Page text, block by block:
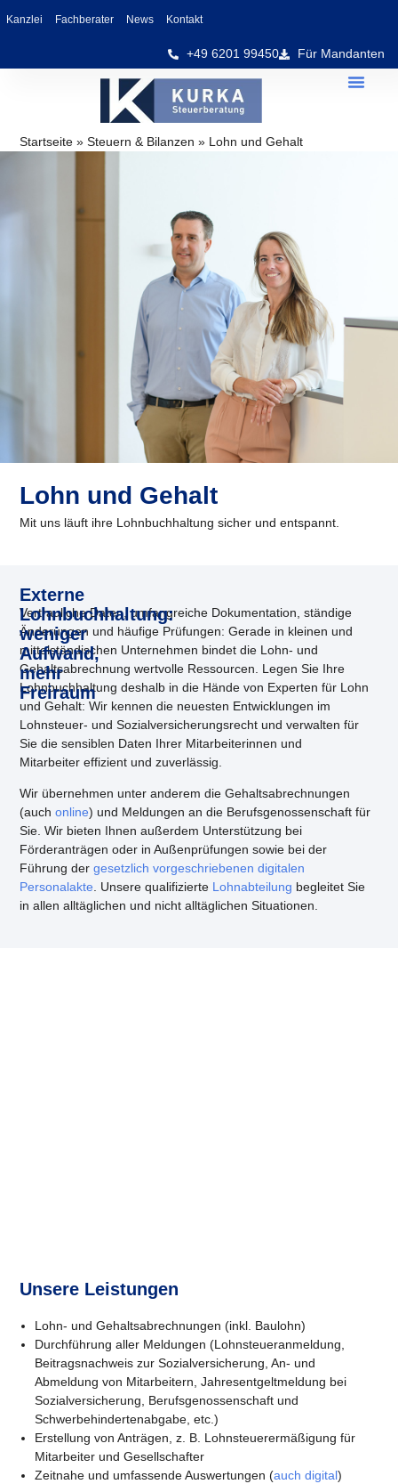
Kanzlei Fachberater News Kontakt
+49 6201 99450 Für Mandanten
Startseite »Steuern & Bilanzen » Lohn und Gehalt
Lohn und Gehalt
Mit uns läuft ihre Lohnbuchhaltung sicher und entspannt.
Vertrauliche Daten, umfangreiche Dokumentation, ständige
Änderungen und häufige Prüfungen: Gerade in kleinen und
mittelständischen Unternehmen bindet die Lohn- und
Gehaltsabrechnung wertvolle Ressourcen. Legen Sie Ihre
Lohnbuchhaltung deshalb in die Hände von Experten für Lohn
und Gehalt: Wir kennen die neuesten Entwicklungen im
Lohnsteuer- und Sozialversicherungsrecht und verwalten für
Sie die sensiblen Daten Ihrer Mitarbeiterinnen und
Mitarbeiter effizient und zuverlässig.
Wir übernehmen unter anderem die Gehaltsabrechnungen
(auchonline) und Meldungen an die Berufsgenossenschaft für
Sie. Wir bieten Ihnen außerdem Unterstützung bei
Förderanträgen oder in Außenprüfungen sowie bei der
Führung dergesetzlich vorgeschriebenen digitalen
Personalakte . Unsere qualifizierte Lohnabteilung begleitet Sie
in allen alltäglichen und nicht alltäglichen Situationen.
Externe
Lohnbuchhaltung:
weniger
Aufwand,
mehr
Freiraum
Unsere Leistungen
Lohn- und Gehaltsabrechnungen (inkl. Baulohn)
Durchführung aller Meldungen (Lohnsteueranmeldung,
Beitragsnachweis zur Sozialversicherung, An- und
Abmeldung von Mitarbeitern, Jahresentgeltmeldung bei
Sozialversicherung, Berufsgenossenschaft und
Schwerbehindertenabgabe, etc.)
Erstellung von Anträgen, z. B. Lohnsteuerermäßigung für
Mitarbeiter und Gesellschafter
Zeitnahe und umfassende Auswertungen (auch digital)